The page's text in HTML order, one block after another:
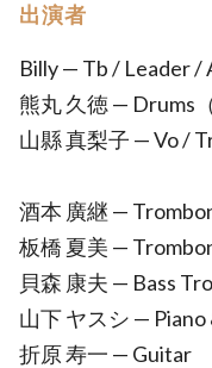
出演者
Billy — Tb / Leader /
熊丸 久徳 — Drums
山縣 真梨子 — Vo /
酒本 廣継 —
板橋 夏美 —
貝森 康夫 — Bass
山下 ヤスシ —
折原 寿一 — Guitar